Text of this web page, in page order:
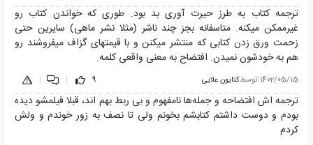
ترجمه کتاب به طرز حیرت آوری بد بود. طوری که خواندن کتاب رو
غیرممکن میکنه. متاسفانه بجز چند ناشر (مثلا نشر ماهی) سایرین حتی
زحمت ورق زدن کتابی که منتشر میکنن و با قیمتهای گزاف میفروشند رو
هم به خودشون نمیدن. افتضاح به معنی واقعی کلمه.
1402/05/15
|توسطکتایون علایی 9
|
|
ترجمه اش افتضاحه و جمله‌ها نامفهوم و بی ربط بهم اند، قبلا فیلمشو دیده
بودم و دوست داشتم کتابشم بخونم ولی تا نصف به زور خوندم و ولش
کردم